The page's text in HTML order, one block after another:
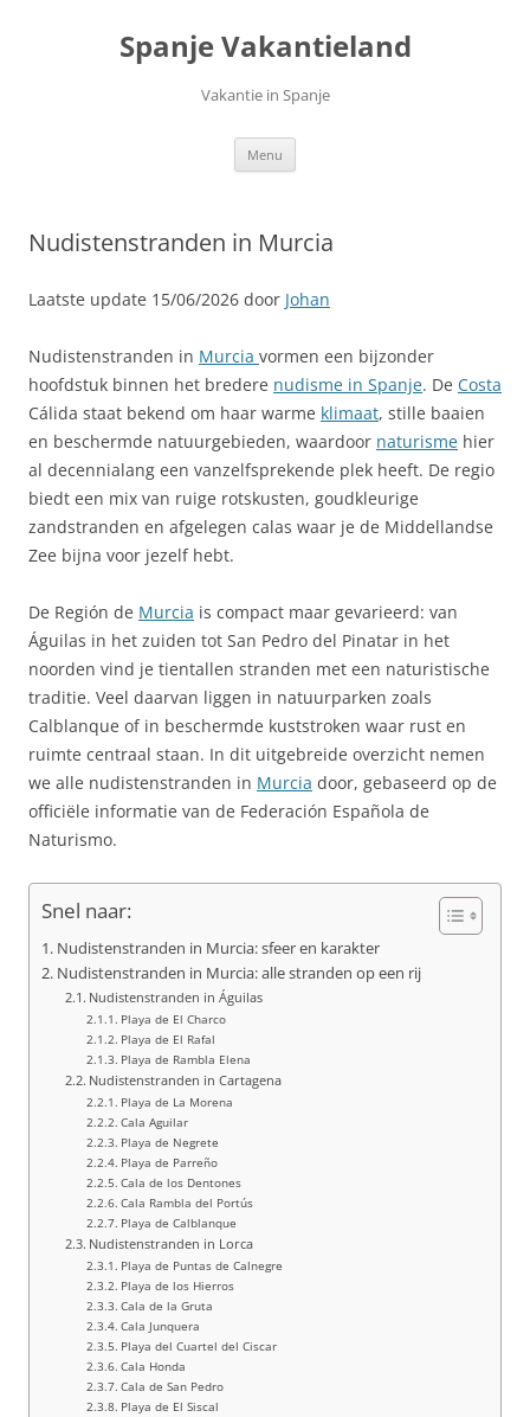
Spanje Vakantieland
Vakantie in Spanje
Menu
Nudistenstranden in Murcia
Laatste update 15/06/2026 door Johan
Nudistenstranden in Murcia vormen een bijzonder
hoofdstuk binnen het bredere nudisme in Spanje. De Costa
Cálida staat bekend om haar warme klimaat, stille baaien
en beschermde natuurgebieden, waardoor naturisme hier
al decennialang een vanzelfsprekende plek heeft. De regio
biedt een mix van ruige rotskusten, goudkleurige
zandstranden en afgelegen calas waar je de Middellandse
Zee bijna voor jezelf hebt.
De Región de Murcia is compact maar gevarieerd: van
Águilas in het zuiden tot San Pedro del Pinatar in het
noorden vind je tientallen stranden met een naturistische
traditie. Veel daarvan liggen in natuurparken zoals
Calblanque of in beschermde kuststroken waar rust en
ruimte centraal staan. In dit uitgebreide overzicht nemen
we alle nudistenstranden in Murcia door, gebaseerd op de
officiële informatie van de Federación Española de
Naturismo.
Snel naar:
Nudistenstranden in Murcia: sfeer en karakter
Nudistenstranden in Murcia: alle stranden op een rij
Nudistenstranden in Águilas
Playa de El Charco
Playa de El Rafal
Playa de Rambla Elena
Nudistenstranden in Cartagena
Playa de La Morena
Cala Aguilar
Playa de Negrete
Playa de Parreño
Cala de los Dentones
Cala Rambla del Portús
Playa de Calblanque
Nudistenstranden in Lorca
Playa de Puntas de Calnegre
Playa de los Hierros
Cala de la Gruta
Cala Junquera
Playa del Cuartel del Ciscar
Cala Honda
Cala de San Pedro
Playa de El Siscal